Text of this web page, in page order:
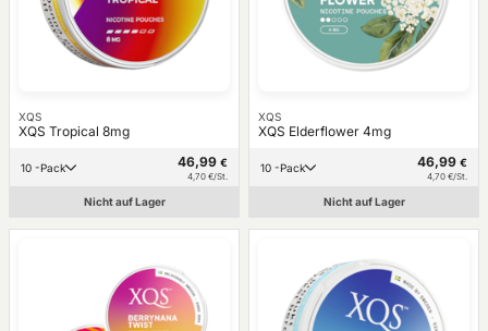
XQS
XQS Tropical 8mg
10 -Pack 46,99 €
4,70 €/St.
Nicht auf Lager
XQS
XQS Elderflower 4mg
10 -Pack 46,99 €
4,70 €/St.
Nicht auf Lager